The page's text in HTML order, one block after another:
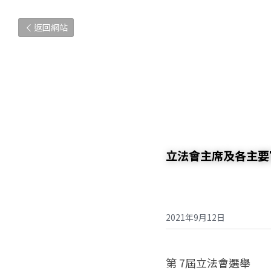
返回網站
立法會主席及各主
2021年9月12日
第 7屆立法會選舉